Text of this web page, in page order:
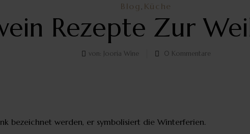
Blog Küche
Rezepte Zur
von: Jooria Wine 0 Kommentare
bezeichnet werden, er symbolisiert die Winterferien.